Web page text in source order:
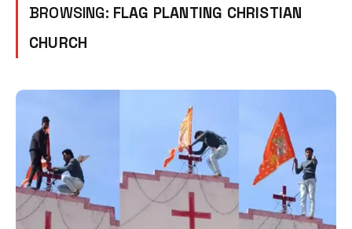
BROWSING: FLAG PLANTING CHRISTIAN
CHURCH